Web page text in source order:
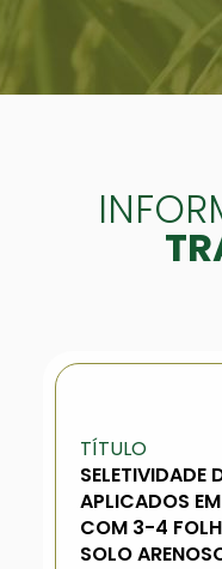
TÍTULO
SELETIVIDADE
APLICADOS
COM 3-4
SOLO